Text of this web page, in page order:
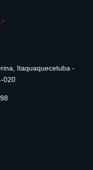
Itaquaquecetuba -
020